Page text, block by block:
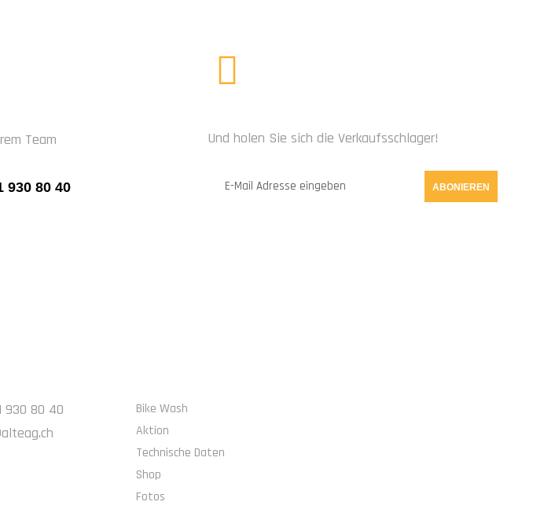
Team
930 80 40
Und holen Sie sich die Verkaufsschlager!
ABONIEREN
930 80 40
Bike Wash
Aktion
Technische Daten
Shop
Fotos